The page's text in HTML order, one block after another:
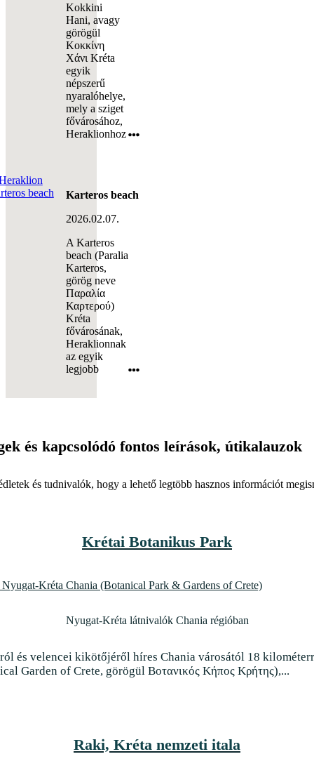
Kokkini
Hani, avagy
görögül
Κοκκίνη
Χάνι Kréta
egyik
népszerű
nyaralóhelye,
mely a sziget
fővárosához,
Heraklionhoz
Karteros beach
2026.02.07.
A Karteros
beach (Paralia
Karteros,
görög neve
Παραλία
Καρτερού)
Kréta
fővárosának,
Heraklionnak
az egyik
legjobb
és kapcsolódó fontos leírások, útikalauzok
és tudnivalók, hogy a lehető legtöbb hasznos információt
Krétai Botanikus Park
Nyugat-Kréta látnivalók Chania régióban
és velencei kikötőjéről híres Chania városától 18
Garden of Crete, görögül Βοτανικός Κήπος Κρήτης),...
Raki, Kréta nemzeti itala